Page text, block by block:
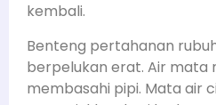
kembali.
Benteng pertahanan
berpelukan erat. Air mata
membasahi pipi. Mata air